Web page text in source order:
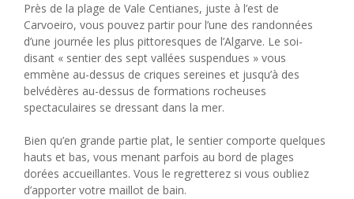
Près de la plage de Vale Centianes, juste à l’est de
Carvoeiro, vous pouvez partir pour l’une des randonnées
d’une journée les plus pittoresques de l’Algarve. Le soi-
disant « sentier des sept vallées suspendues » vous
emmène au-dessus de criques sereines et jusqu’à des
belvédères au-dessus de formations rocheuses
spectaculaires se dressant dans la mer.
Bien qu’en grande partie plat, le sentier comporte quelques
hauts et bas, vous menant parfois au bord de plages
dorées accueillantes. Vous le regretterez si vous oubliez
d’apporter votre maillot de bain.